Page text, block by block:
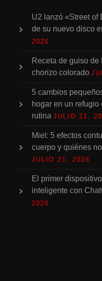
U2 lanzó «Street of
de su nuevo disco
2026
Receta de guiso
chorizo colorado
5 cambios
hogar en un
rutina JULIO 21,
Miel: 5 efectos
cuerpo y quiénes
JULIO 21, 2026
El primer
inteligente con
2026